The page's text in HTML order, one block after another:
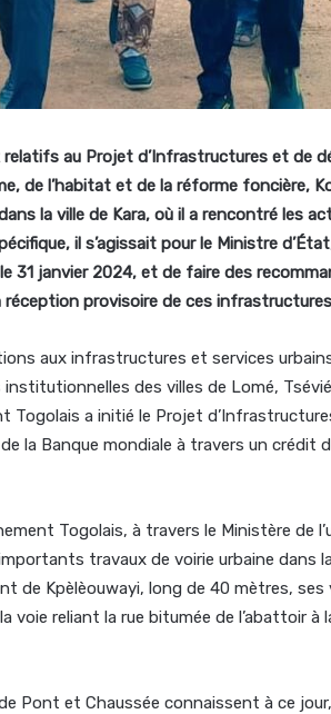
relatifs au Projet d’Infrastructures et de
de l’habitat et de la réforme foncière,
la ville de Kara, où il a rencontré les
il s’agissait pour le Ministre
31 janvier 2024, et de faire des
réception provisoire de ces
aux infrastructures et services
des villes de Lomé,
Togolais a initié le Projet
la Banque mondiale à travers un crédit
Togolais, à travers le Ministère de
travaux de voirie urbaine dans
Kpèlèouwayi, long de 40 mètres, ses
reliant la rue bitumée de l’abattoir à
Pont et Chaussée connaissent à ce